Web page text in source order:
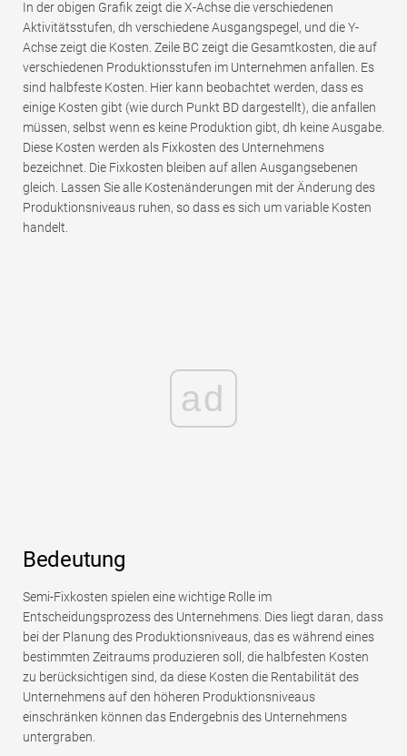
In der obigen Grafik zeigt die X-Achse die verschiedenen
Aktivitätsstufen, dh verschiedene Ausgangspegel, und die Y-
Achse zeigt die Kosten. Zeile BC zeigt die Gesamtkosten, die auf
verschiedenen Produktionsstufen im Unternehmen anfallen. Es
sind halbfeste Kosten. Hier kann beobachtet werden, dass es
einige Kosten gibt (wie durch Punkt BD dargestellt), die anfallen
müssen, selbst wenn es keine Produktion gibt, dh keine Ausgabe.
Diese Kosten werden als Fixkosten des Unternehmens
bezeichnet. Die Fixkosten bleiben auf allen Ausgangsebenen
gleich. Lassen Sie alle Kostenänderungen mit der Änderung des
Produktionsniveaus ruhen, so dass es sich um variable Kosten
handelt.
ad
Bedeutung
Semi-Fixkosten spielen eine wichtige Rolle im
Entscheidungsprozess des Unternehmens. Dies liegt daran, dass
bei der Planung des Produktionsniveaus, das es während eines
bestimmten Zeitraums produzieren soll, die halbfesten Kosten
zu berücksichtigen sind, da diese Kosten die Rentabilität des
Unternehmens auf den höheren Produktionsniveaus
einschränken können das Endergebnis des Unternehmens
untergraben.